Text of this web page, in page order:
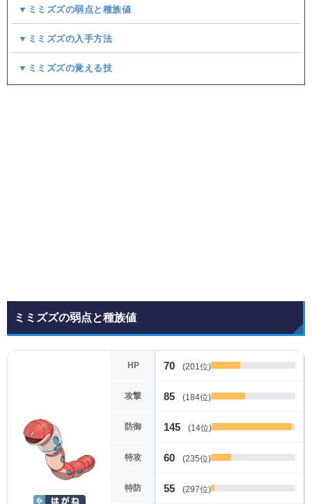
▼ミミズズの弱点と種族値
▼ミミズズの入手方法
▼ミミズズの覚える技
ミミズズの弱点と種族値
HP 70 (201位)
攻撃 85 (184位)
防御 145 (14位)
特攻 60 (235位)
特防 55 (297位)